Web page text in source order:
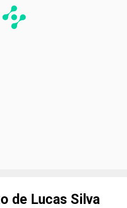
de Lucas Silva